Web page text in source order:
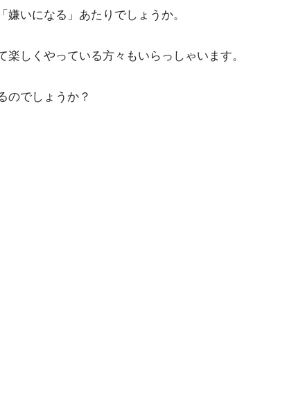
いになる」あたりでしょうか。
楽しくやっている方々もいらっしゃいます。
のでしょうか？